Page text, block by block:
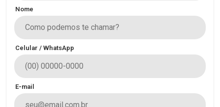
Nome
Celular / WhatsApp
E-mail